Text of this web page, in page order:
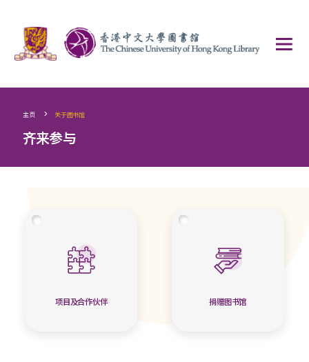
主页 > 关于图书馆
齐来参与
项目及合作伙伴 捐赠图书馆